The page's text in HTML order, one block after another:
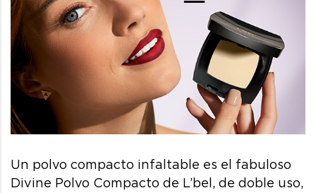
Un polvo compacto infaltable es el fabuloso
Divine Polvo Compacto de L’bel, de doble uso,